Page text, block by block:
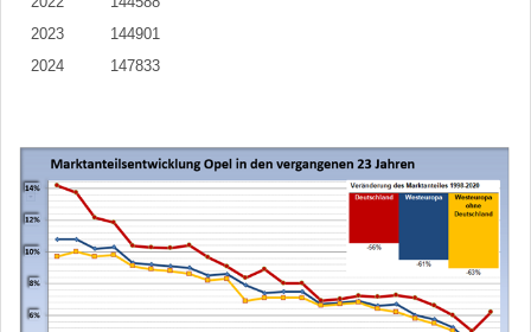
2023
144901
2024
147833